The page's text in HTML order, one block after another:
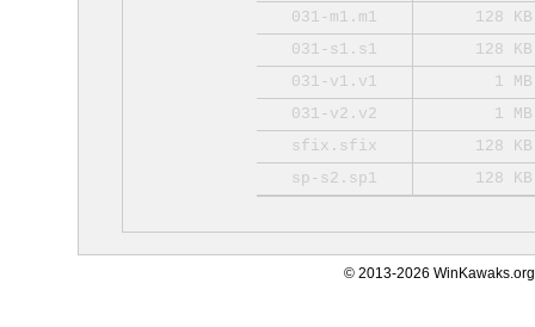
031-m1.m1
128 KB
031-s1.s1
128 KB
031-v1.v1
1 MB
031-v2.v2
1 MB
sfix.sfix
128 KB
sp-s2.sp1
128 KB
© 2013-2026